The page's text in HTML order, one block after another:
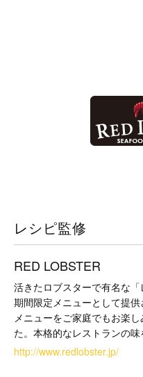
レシピ監修
RED LOBSTER
活きたロブスターで有名な
期間限定メニューとして提
メニューをご家庭でもお楽
た。本格的なレストランの味
http://www.redlobster.jp/